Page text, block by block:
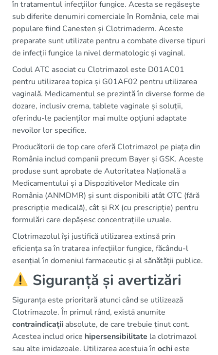
în tratamentul infecțiilor fungice. Acesta se regăsește
sub diferite denumiri comerciale în România, cele mai
populare fiind Canesten și Clotrimaderm. Aceste
preparate sunt utilizate pentru a combate diverse tipuri
de infecții fungice la nivel dermatologic și vaginal.
Codul ATC asociat cu Clotrimazol este D01AC01
pentru utilizarea topica și G01AF02 pentru utilizarea
vaginală. Medicamentul se prezintă în diverse forme de
dozare, inclusiv crema, tablete vaginale și soluții,
oferindu-le pacienților mai multe opțiuni adaptate
nevoilor lor specifice.
Producătorii de top care oferă Clotrimazol pe piața din
România includ companii precum Bayer și GSK. Aceste
produse sunt aprobate de Autoritatea Națională a
Medicamentului și a Dispozitivelor Medicale din
România (ANMDMR) și sunt disponibili atât OTC (fără
prescripție medicală), cât și RX (cu prescripție) pentru
formulări care depășesc concentrațiile uzuale.
Clotrimazolul își justifică utilizarea extinsă prin
eficiența sa în tratarea infecțiilor fungice, făcându-l
esențial în domeniul farmaceutic și al sănătății publice.
Siguranță și avertizări
Siguranța este prioritară atunci când se utilizează
Clotrimazole. În primul rând, există anumite
contraindicații absolute, de care trebuie ținut cont.
Acestea includ orice hipersensibilitate la clotrimazol
sau alte imidazoale. Utilizarea acestuia în ochieste